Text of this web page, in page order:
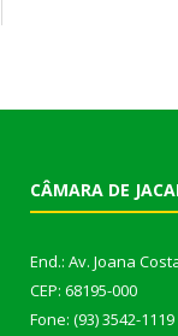
CÂMARA DE
End.: Av. Joana
CEP: 68195-000
Fone: (93) 3542-1119